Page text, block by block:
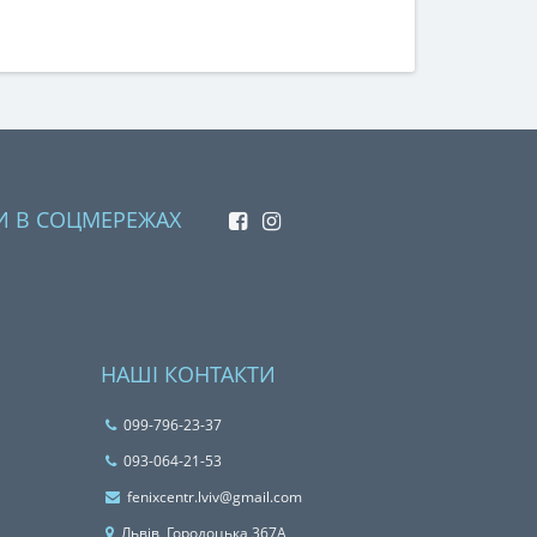
В СОЦМЕРЕЖАХ
НАШІ КОНТАКТИ
099-796-23-37
093-064-21-53
fenixcentr.lviv@gmail.com
Львiв, Городоцька 367А